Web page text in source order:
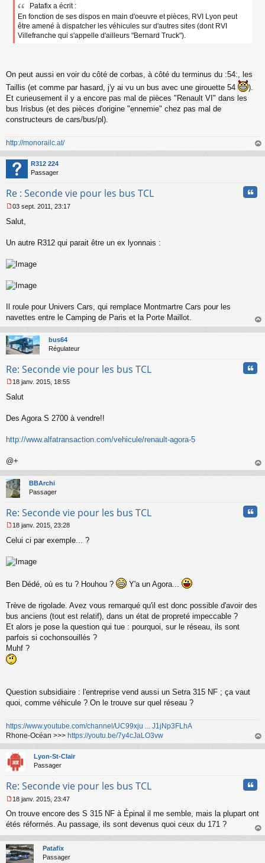
e
l
u
Patafix a écrit :
En fonction de ses dispos en main d'oeuvre et pièces, RVI Lyon peut
être amené à dispatcher les véhicules sur d'autres sites (dont RVI
Villefranche qui s'appelle d'ailleurs "Bernard Truck").
On peut aussi en voir du côté de corbas, à côté du terminus du :54:, les
Taillis (et comme par hasard, j'y ai vu un bus avec une girouette 54
).
Et curieusement il y a encore pas mal de pièces "Renault VI" dans les
bus Irisbus (et des pièces d'origine "ennemie" chez pas mal de
constructeurs de cars/bus/pl).
http://monorailc.at/
au
R312 224
Passager
Re : Seconde vie pour les bus TCL
e
e
o
u
03 sept. 2011, 23:17
Salut,
Un autre R312 qui parait être un ex lyonnais :
Il roule pour Univers Cars, qui remplace Montmartre Cars pour les
navettes entre le Camping de Paris et la Porte Maillot.
au
bus64
Régulateur
Re: Seconde vie pour les bus TCL
e
e
o
l
u
18 janv. 2015, 18:55
Salut
Des Agora S 2700 à vendre!!
http://www.alfatransaction.com/vehicule/renault-agora-5
@+
au
BBArchi
Passager
Re: Seconde vie pour les bus TCL
e
s
a
e
o
l
u
18 janv. 2015, 23:28
Celui ci par exemple... ?
Ben Dédé, où es tu ? Houhou ? Y'a un Agora...
Trève de rigolade. Avez vous remarqué qu'il est donc possible d'avoir des
bus anciens (tout est relatif), dans un état de propreté impeccable ?
Et alors je pose la question qui tue : pourquoi, sur le réseau, ils sont
parfois si cochonsouillés ?
Muhf ?
Question subsidiaire : l'entreprise vend aussi un Setra 315 NF ; ça vaut
quoi, comme véhicule ? On le trouve sur quel réseau ?
https://www.youtube.com/channel/UC99xju ... J1jNp3FLhA
Rhone-Océan >>> https://youtu.be/7y4cJaLO3vw
au
Lyon-St-Clair
Passager
Re: Seconde vie pour les bus TCL
e
s
a
g
e
18 janv. 2015, 23:47
On trouve encore des S 315 NF à Épinal il me semble, mais la plupart ont
étés réformés. Au passage, ils sont devenus quoi ceux du 171 ?
au
Patafix
Passager